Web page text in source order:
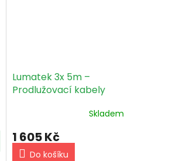
Lumatek 3x 5m –
Prodlužovací kabely
jednotku Zeus 1000W
Skladem
1 605 Kč
Do košíku